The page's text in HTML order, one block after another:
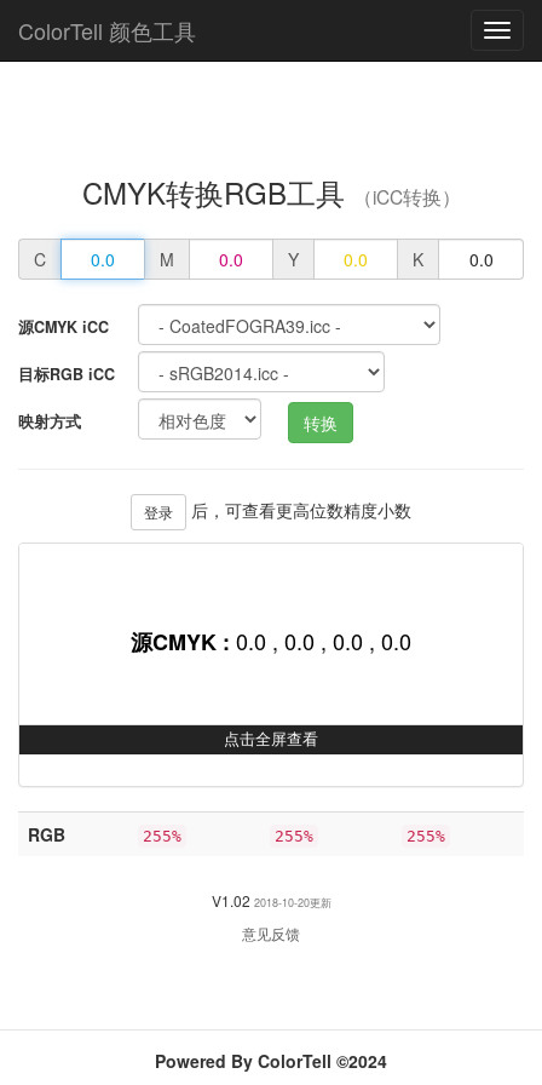
ColorTell 颜色工具
CMYK转换RGB工具 （iCC转换）
C M Y K
源CMYK iCC
目标RGB iCC
映射方式 转换
登录 后，可查看更高位数精度小数
源CMYK : 0.0 , 0.0 , 0.0 , 0.0
点击全屏查看
RGB 255% 255% 255%
V1.02 2018-10-20更新
意见反馈
Powered By ColorTell ©2024